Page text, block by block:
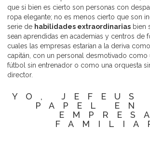
que si bien es cierto son personas con
ropa elegante; no es menos cierto que son
serie de habilidades extraordinarias bien
sean aprendidas en academias y centros de
cuales las empresas estarían a la deriva
capitán, con un personal desmotivado
fútbol sin entrenador o como una orquesta
director.
YO, JEFEUS
PAPEL EN